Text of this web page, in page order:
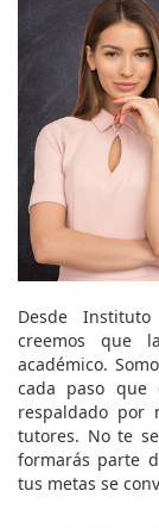
Desde
creemos que
académico.
cada paso que
respaldado por
tutores. No te
formarás parte
tus metas se